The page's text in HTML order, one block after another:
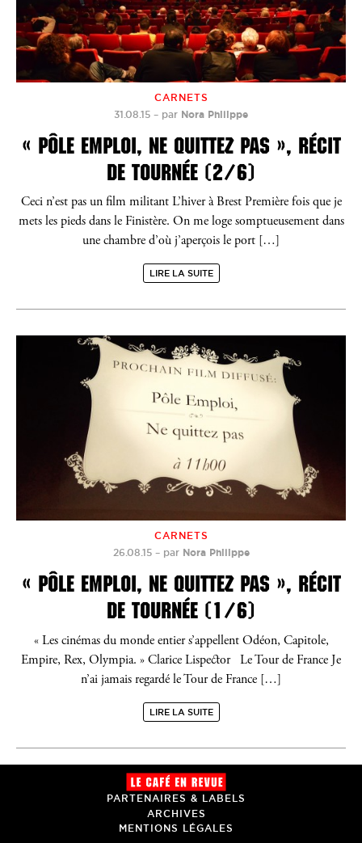
CARNETS
31.08.15 – par Nora Philippe
« PÔLE EMPLOI, NE QUITTEZ PAS », RÉCIT
DE TOURNÉE (2/6)
Ceci n’est pas un film militant L’hiver à Brest Première fois que je
mets les pieds dans le Finistère. On me loge somptueusement dans
une chambre d’où j’aperçois le port […]
LIRE LA SUITE
CARNETS
26.08.15– par Nora Philippe
« PÔLE EMPLOI, NE QUITTEZ PAS », RÉCIT
DE TOURNÉE (1/6)
« Les cinémas du monde entier s’appellent Odéon, Capitole,
Empire, Rex, Olympia. » Clarice Lispector Le Tour de France Je
n’ai jamais regardé le Tour de France […]
LIRE LA SUITE
PARTENAIRES & LABELS
ARCHIVES
MENTIONS LÉGALES